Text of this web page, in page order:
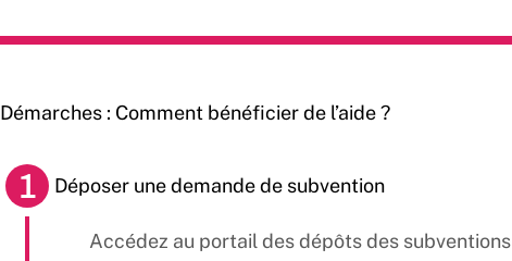
Démarches : Comment bénéficier de l’aide ?
1 Déposer une demande de subvention
Accédez au portail des dépôts des subventions